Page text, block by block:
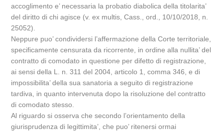
accoglimento e’ necessaria la probatio diabolica della titolarita’
del diritto di chi agisce (v. ex multis, Cass., ord., 10/10/2018, n.
25052).
Neppure puo’ condividersi l’affermazione della Corte territoriale,
specificamente censurata da ricorrente, in ordine alla nullita’ del
contratto di comodato in questione per difetto di registrazione,
ai sensi della L. n. 311 del 2004, articolo 1, comma 346, e di
impossibilita’ della sua sanatoria a seguito di registrazione
tardiva, in quanto intervenuta dopo la risoluzione del contratto
di comodato stesso.
Al riguardo si osserva che secondo l’orientamento della
giurisprudenza di legittimita’, che puo’ ritenersi ormai